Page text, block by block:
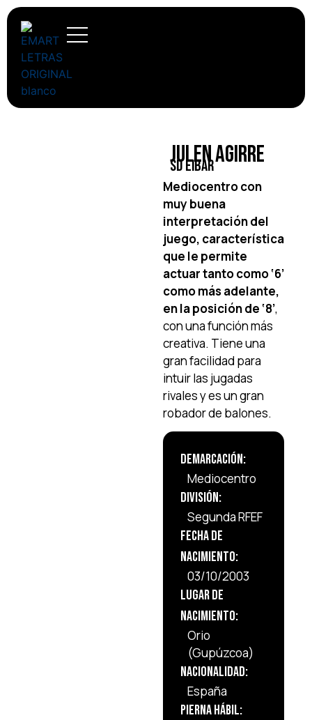
Julen Agirre
SD Eibar
Mediocentro con
muy buena
interpretación del
juego, característica
que le permite
actuar tanto como ‘6’
como más adelante,
en la posición de ‘8’,
con una función más
creativa. Tiene una
gran facilidad para
intuir las jugadas
rivales y es un gran
robador de balones.
Demarcación:
Mediocentro
División:
Segunda RFEF
Fecha de
Nacimiento:
03/10/2003
Lugar de
Nacimiento:
Orio
(Gupúzcoa)
Nacionalidad:
España
Pierna Hábil: